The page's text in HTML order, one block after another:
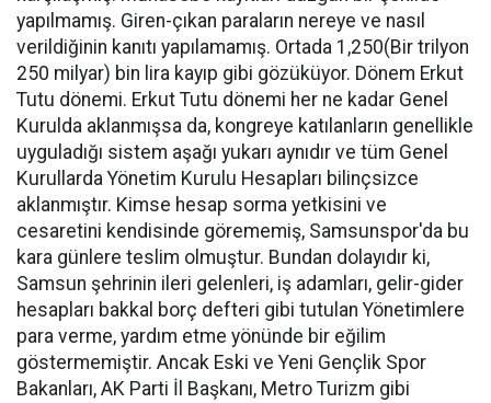
yapılmamış. Giren-çıkan paraların nereye ve nasıl
verildiğinin kanıtı yapılamamış. Ortada 1,250(Bir trilyon
250 milyar) bin lira kayıp gibi gözüküyor. Dönem Erkut
Tutu dönemi. Erkut Tutu dönemi her ne kadar Genel
Kurulda aklanmışsa da, kongreye katılanların genellikle
uyguladığı sistem aşağı yukarı aynıdır ve tüm Genel
Kurullarda Yönetim Kurulu Hesapları bilinçsizce
aklanmıştır. Kimse hesap sorma yetkisini ve
cesaretini kendisinde görememiş, Samsunspor'da bu
kara günlere teslim olmuştur. Bundan dolayıdır ki,
Samsun şehrinin ileri gelenleri, iş adamları, gelir-gider
hesapları bakkal borç defteri gibi tutulan Yönetimlere
para verme, yardım etme yönünde bir eğilim
göstermemiştir. Ancak Eski ve Yeni Gençlik Spor
Bakanları, AK Parti İl Başkanı, Metro Turizm gibi